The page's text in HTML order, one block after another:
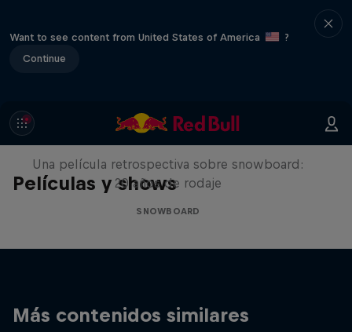
Want to see content from United States of America
?
Continue
Películas y shows
Under Black Flag
Una película retrospectiva sobre snowboard:
20 años de rodaje
SNOWBOARD
Más contenidos similares